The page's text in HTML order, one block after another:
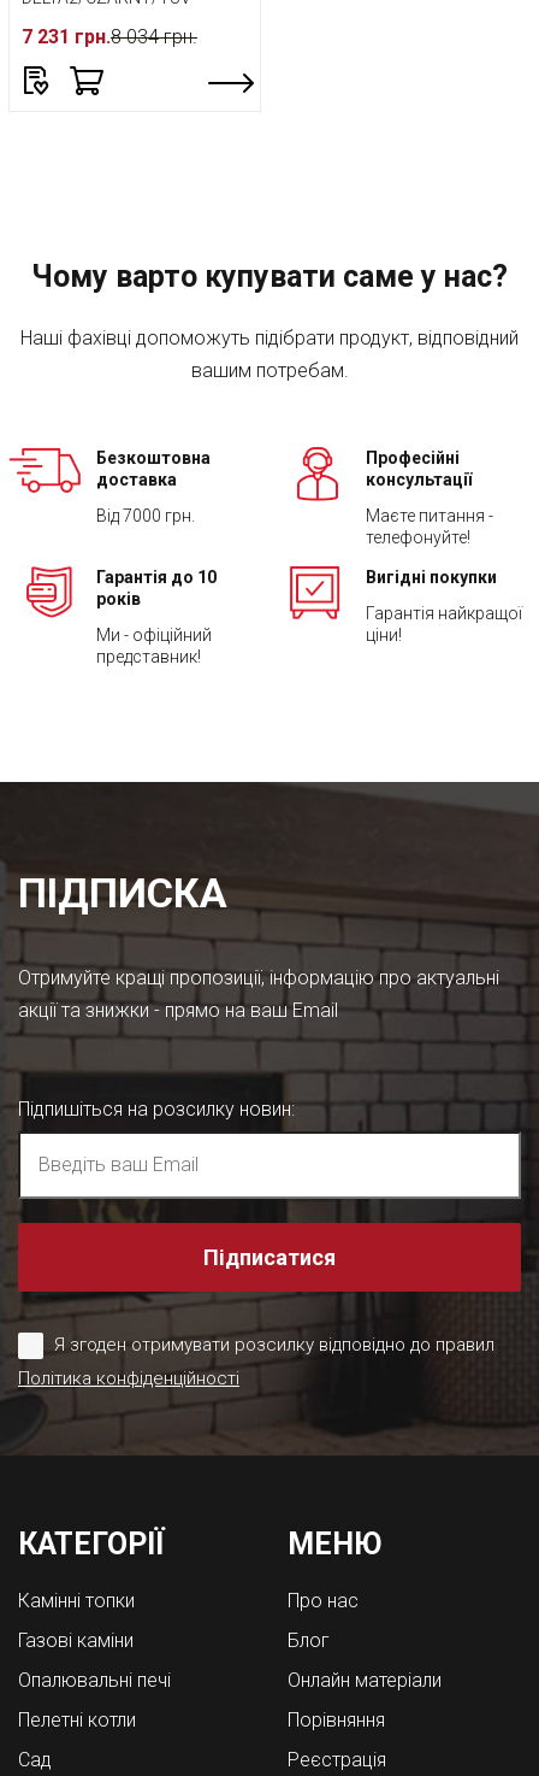
7 231 грн.8 034 грн.
Чому варто купувати саме у нас?
Наші фахівці допоможуть підібрати продукт, відповідний
вашим потребам.
Безкоштовна
доставка
Від 7000 грн.
Професійні
консультації
Маєте питання -
телефонуйте!
Гарантія до 10
років
Ми - офіційний
представник!
Вигідні покупки
Гарантія найкращої
ціни!
ПІДПИСКА
Отримуйте кращі пропозиції, інформацію про актуальні
акції та знижки - прямо на ваш Email
Підпишіться на розсилку новин:
Підписатися
Я згоден отримувати розсилку відповідно до правил
Політика конфіденційності
КАТЕГОРІЇ
Камінні топки
Газові каміни
Опалювальні печі
Пелетні котли
Cад
МЕНЮ
Про нас
Блог
Онлайн матеріали
Порівняння
Реєстрація